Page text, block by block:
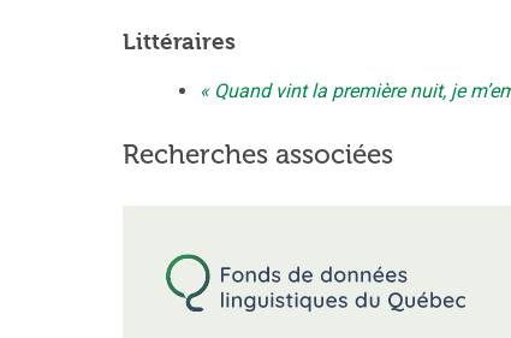
Littéraires
Quand vint la première nuit, je
Recherches associées